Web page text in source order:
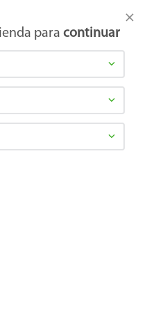
para continuar